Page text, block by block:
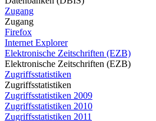
Zugang
Zugang
Firefox
Internet Explorer
Elektronische Zeitschriften (EZB)
Elektronische Zeitschriften (EZB)
Zugriffsstatistiken
Zugriffsstatistiken
Zugriffsstatistiken 2009
Zugriffsstatistiken 2010
Zugriffsstatistiken 2011